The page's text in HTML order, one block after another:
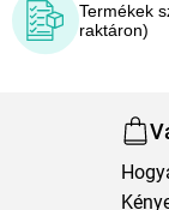
Termékek
raktáron)